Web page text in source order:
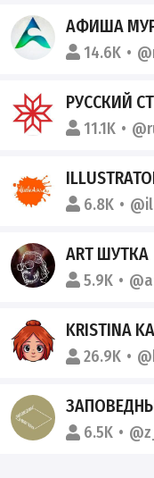
АФИША
14.6K
РУССКИЙ
11.1K
6.8K
ART ШУТКА
5.9K
KRISTINA
26.9K
6.5K